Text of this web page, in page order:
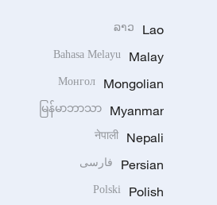
Lao
ລາວ
Malay
Bahasa Melayu
Mongolian
Монгол
Myanmar
မြန်မာဘာသာ
Nepali
नेपाली
Persian فارسی
Polish
Polski